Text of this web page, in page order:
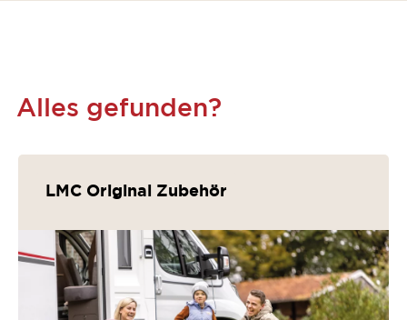
Alles gefunden?
LMC Original Zubehör